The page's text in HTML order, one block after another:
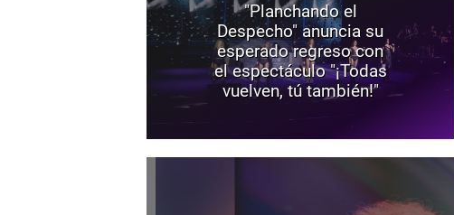
"Planchando el
Despecho" anuncia su
esperado regreso con
el espectáculo "¡Todas
vuelven, tú también!"